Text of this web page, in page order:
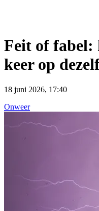
Feit of fabel:
keer op
18 juni 2026, 17:40
Onweer